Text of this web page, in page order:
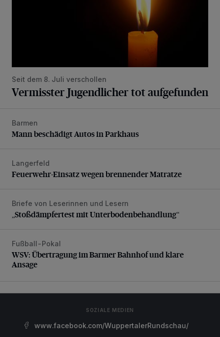
Seit dem 8. Juli verschollen
Vermisster Jugendlicher tot aufgefunden
Mann beschädigt Autos in Parkhaus
Barmen
Mann beschädigt Autos in Parkhaus
Feuerwehr-Einsatz wegen brennender Matratze
Langerfeld
Feuerwehr-Einsatz wegen brennender Matratze
„Stoßdämpfertest mit Unterbodenbehandlung“
Briefe von Leserinnen und Lesern
„Stoßdämpfertest mit Unterbodenbehandlung“
WSV: Übertragung im Barmer Bahnhof und klare Ansage
Fußball-Pokal
WSV: Übertragung im Barmer Bahnhof und klare
Ansage
SOZIALE MEDIEN
www.facebook.com/WuppertalerRundschau/